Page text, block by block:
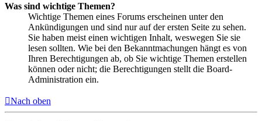
Was sind wichtige Themen?
Wichtige Themen eines Forums erscheinen unter den
Ankündigungen und sind nur auf der ersten Seite zu sehen.
Sie haben meist einen wichtigen Inhalt, weswegen Sie sie
lesen sollten. Wie bei den Bekanntmachungen hängt es von
Ihren Berechtigungen ab, ob Sie wichtige Themen erstellen
können oder nicht; die Berechtigungen stellt die Board-
Administration ein.
Nach oben